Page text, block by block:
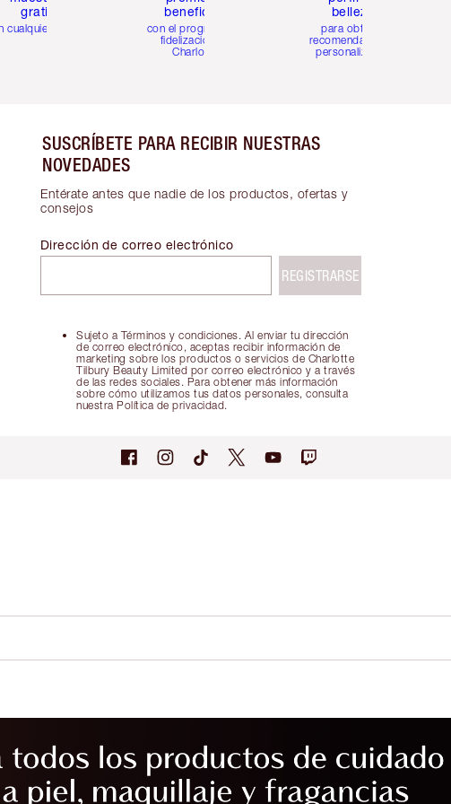
gratis
cualquier pedido
beneficios
con el programa de
fidelización de
Charlotte
belleza
para obtener
recomendaciones
personalizadas
SUSCRÍBETE PARA RECIBIR NUESTRAS
NOVEDADES
Entérate antes que nadie de los productos, ofertas y
consejos
Sujeto a Términos y condiciones. Al enviar tu dirección
de correo electrónico, aceptas recibir información de
marketing sobre los productos o servicios de Charlotte
Tilbury Beauty Limited por correo electrónico y a través
de las redes sociales. Para obtener más información
sobre cómo utilizamos tus datos personales, consulta
nuestra Política de privacidad.
Dirección de correo electrónico
REGISTRARSE